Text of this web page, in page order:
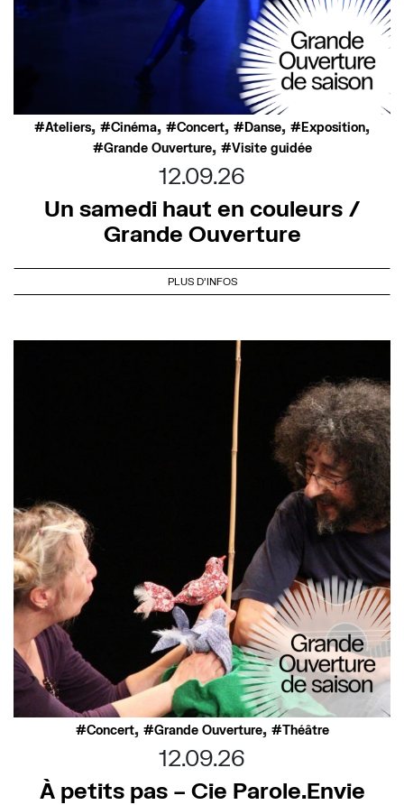
Ateliers, Cinéma, Concert, Danse, Exposition,
Grande Ouverture, Visite guidée
12.09.26
Un samedi haut en couleurs /
Grande Ouverture
PLUS D'INFOS
Concert, Grande Ouverture, Théâtre
12.09.26
À petits pas – Cie Parole.Envie